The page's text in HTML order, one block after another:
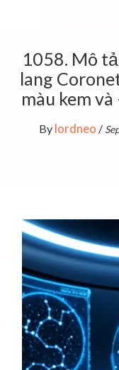
1058. Mô
lang
màu kem
By lordneo /